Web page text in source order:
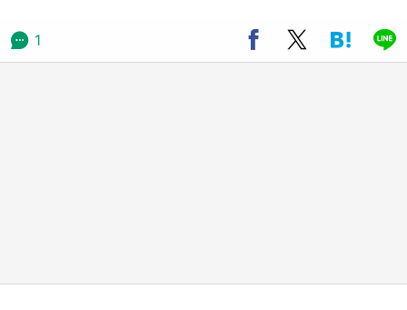
ラプラス・ダークネスが栃木県を征服！？ 県
公式プロモ動画で「聖地」が生産されてます
1